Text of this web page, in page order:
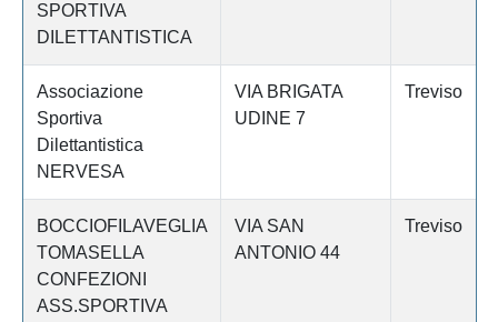
SPORTIVA
DILETTANTISTICA
Associazione
Sportiva
Dilettantistica
NERVESA
VIA BRIGATA
UDINE 7
Treviso
BOCCIOFILAVEGLIA
TOMASELLA
CONFEZIONI
ASS.SPORTIVA
VIA SAN
ANTONIO 44
Treviso